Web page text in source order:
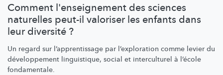
Comment l'enseignement des sciences
naturelles peut-il valoriser les enfants dans
leur diversité ?
Un regard sur l’apprentissage par l’exploration comme levier du
développement linguistique, social et interculturel à l’école
fondamentale.